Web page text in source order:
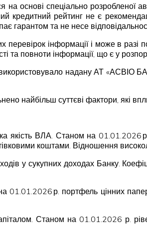
на основі спеціально розробленої
кредитний рейтинг не є
гарантом та не несе
інформації і може в разі
та повноти інформації, що є у
надану АТ «АСВІО
найбільш суттєві фактори, які
якість ВЛА. Станом на
коштами. Відношення
у сукупних доходах Банку.
01.01.2026 р. портфель цінних
Станом на 01.01.2026 р.